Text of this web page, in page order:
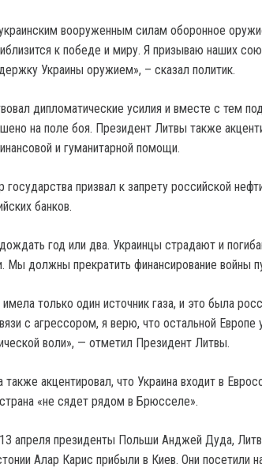
вооруженным силам оборонное
к победе и миру. Я призываю наших
Украины оружием», – сказал политик.
дипломатические усилия и вместе с тем
на поле боя. Президент Литвы также
и гуманитарной помощи.
призвал к запрету российской
банков.
год или два. Украинцы страдают и
Мы должны прекратить финансирование войны
только один источник газа, и это была
с агрессором, я верю, что остальной
воли», — отметил Президент Литвы.
также акцентировал, что Украина входит в
«не сядет рядом в Брюсселе».
апреля президенты Польши Анджей Дуда,
Алар Карис прибыли в Киев. Они посетили